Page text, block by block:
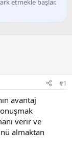
etmekle başlar.
#1
avantaj
verir ve
almaktan